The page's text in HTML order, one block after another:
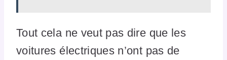
Tout cela ne veut pas dire que les
voitures électriques n’ont pas de